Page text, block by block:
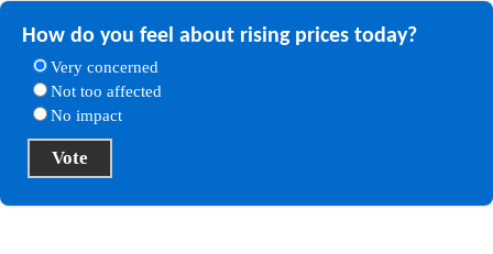
How do you feel about rising prices today?
Very concerned
Not too affected
No impact